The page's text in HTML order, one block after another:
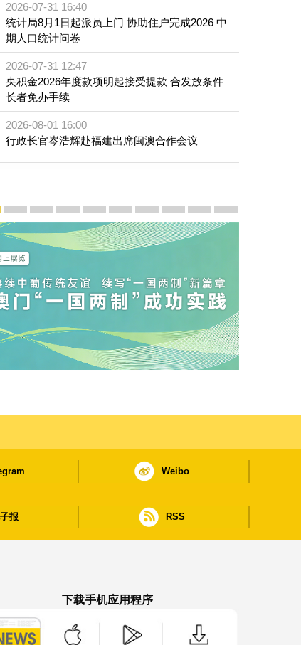
2026-07-31 16:40
统计局8月1日起派员上门 协助住户完成2026 中
期人口统计问卷
2026-07-31 12:47
央积金2026年度款项明起接受提款 合发放条件
长者免办手续
2026-08-01 16:00
行政长官岑浩辉赴福建出席闽澳合作会议
及推广
中葡传统友谊 续写“一国两制”新篇章 — 澳门“一国
澳门名片集
行政长官岑浩辉11月18日发表2026年施政报
施政特写澳门特别行政区经济和社会发展第
横琴粤澳深度合作区专题网站
施政小讲堂
走进澳门澳门相簿2020
《澳门微视
Weibo
报 RSS
下载手机应用程序